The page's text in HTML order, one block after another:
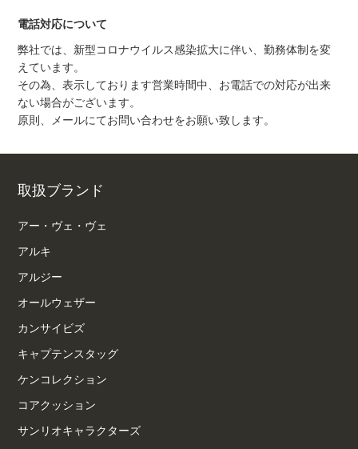
電話対応について
弊社では、新型コロナウイルス感染拡大に伴い、勤務体制を変
えています。
その為、表示しております営業時間中、お電話での対応が出来
ない場合がございます。
原則、メールにてお問い合わせをお願い致します。
取扱ブランド
アー・ヴェ・ヴェ
アルキ
アルジー
オールウェザー
カンサイビズ
キャプテンスタッグ
ケンコレクション
コアクッション
サンリオキャラクターズ